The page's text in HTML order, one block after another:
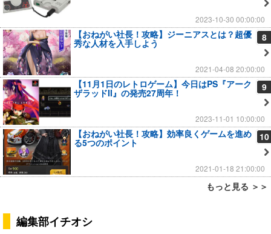
2023-10-30 00:00:00
8
【おねがい社長！攻略】ジーニアスとは？超優
秀な人材を入手しよう
2021-04-08 20:00:00
9
【11月1日のレトロゲーム】今日はPS『アーク
ザラッドII』の発売27周年！
2023-11-01 10:00:00
10
【おねがい社長！攻略】効率良くゲームを進め
る5つのポイント
2021-01-18 21:00:00
もっと見る ＞＞
編集部イチオシ